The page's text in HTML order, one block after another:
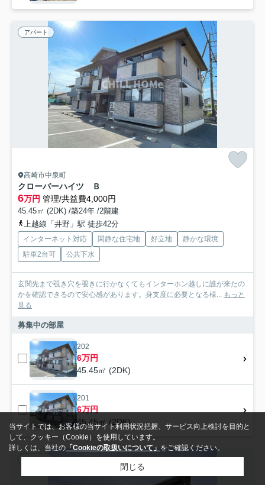
アパート
高崎市中泉町
クローバーハイツ Ｂ
6万円 管理/共益費4,000円
45.45㎡ (2DK) /築24年 /2階建
上越線「井野」駅 徒歩42分
インターネット対応 閑静な住宅地 好立地
静かな環境
駐車2台可
公共下水
玄関先まで覗き穴を覗きに行かなくてもインターホン越しに誰が来たの
かを確認できるので安心感があります。身支度に必要となる様...
もっと
見る
募集中の部屋
202
6万円
45.45㎡ (2DK)
201
6万円
45.45㎡ (2DK)
アパート
当サイトでは、お客様の当サイト利用状況把握、サービス向上検討を目的と
して、クッキー（Cookie）を使用しています。
詳しくは、当社の 「Cookieの取扱いについて」 をご確認ください。
閉じる